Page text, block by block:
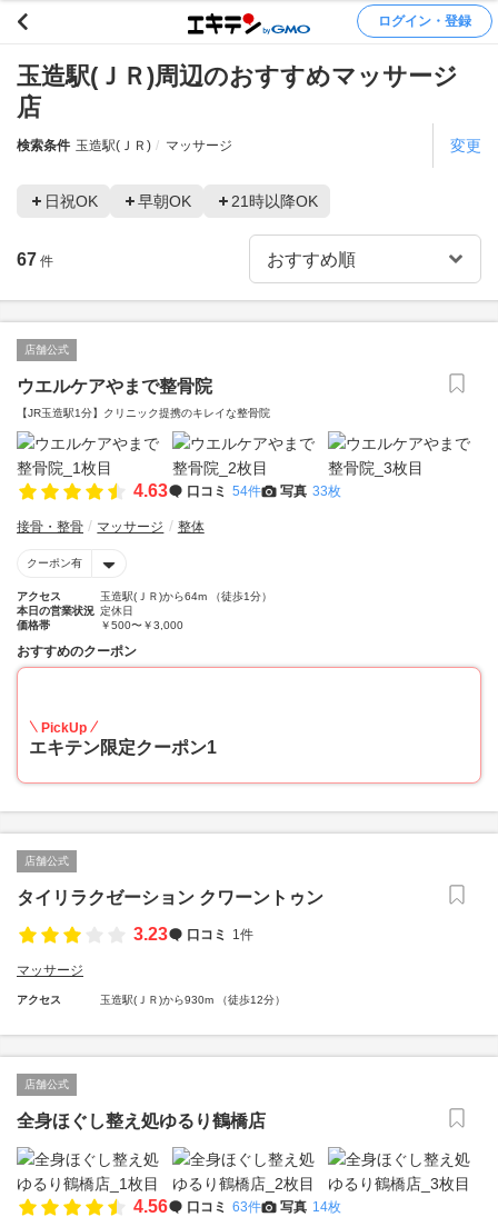
ログイン・登録
玉造駅(ＪＲ)周辺のおすすめマッサージ
店
検索条件 玉造駅(ＪＲ) マッサージ 変更
日祝OK 早朝OK 21時以降OK
67 件
店舗公式
ウエルケアやまで整骨院
【JR玉造駅1分】クリニック提携のキレイな整骨院
4.63 口コミ 54件 写真 33枚
接骨・整骨 マッサージ 整体
クーポン有
アクセス
玉造駅(ＪＲ)から64m （徒歩1分）
本日の営業状況 定休日
価格帯
￥500〜￥3,000
おすすめのクーポン
PickUp
エキテン限定クーポン1
店舗公式
タイリラクゼーション クワーントゥン
3.23
口コミ 1件
マッサージ
アクセス 玉造駅(ＪＲ)から930m （徒歩12分）
店舗公式
全身ほぐし整え処ゆるり鶴橋店
4.56 口コミ 63件 写真 14枚